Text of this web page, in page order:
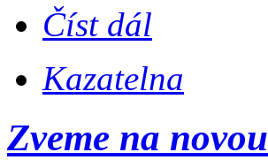
Číst dál
Kazatelna
Zveme na